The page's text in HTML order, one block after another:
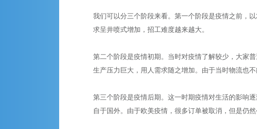
我们可以分三个阶段来看。第一个阶段是疫情之前，
求呈井喷式增加，招工难度越来越大。
第二个阶段是疫情初期。当时对疫情了解较少，大家
生产压力巨大，用人需求随之增加。由于当时物流也
第三个阶段是疫情后期。这一时期疫情对生活的影响
自于国外。由于欧美疫情，很多订单被取消，但是仍